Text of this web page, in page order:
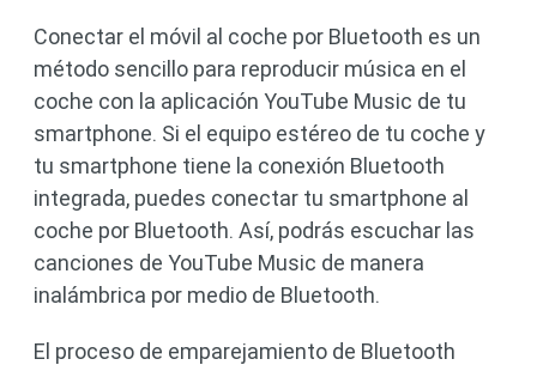
Conectar el móvil al coche por Bluetooth es un
método sencillo para reproducir música en el
coche con la aplicación YouTube Music de tu
smartphone. Si el equipo estéreo de tu coche y
tu smartphone tiene la conexión Bluetooth
integrada, puedes conectar tu smartphone al
coche por Bluetooth. Así, podrás escuchar las
canciones de YouTube Music de manera
inalámbrica por medio de Bluetooth.
El proceso de emparejamiento de Bluetooth